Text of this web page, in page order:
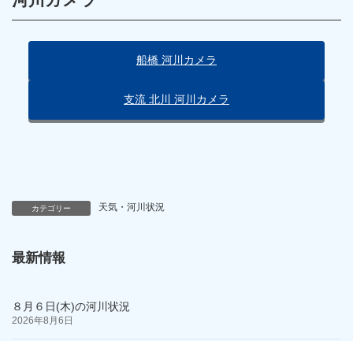
船橋 河川カメラ
支流 北川 河川カメラ
カテゴリー 天気・河川状況
最新情報
８月６日(木)の河川状況
2026年8月6日